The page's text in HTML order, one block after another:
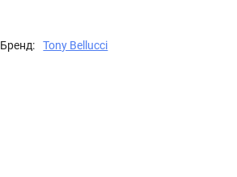
Бренд: Tony Bellucci